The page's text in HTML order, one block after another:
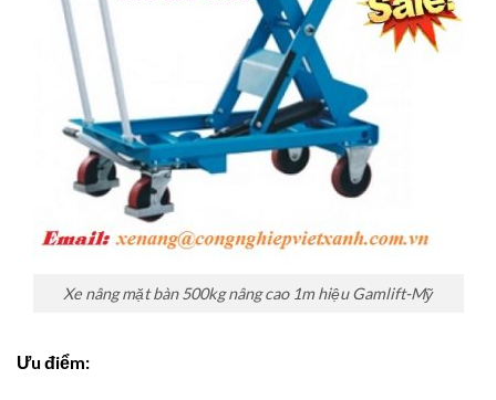
Xe nâng mặt bàn 500kg nâng cao 1m hiệu Gamlift-Mỹ
Ưu điểm: